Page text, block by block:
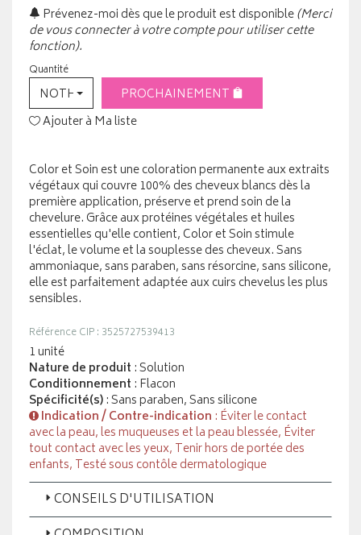
Prévenez-moi dès que le produit est disponible(Merci
de vous connecter à votre compte pour utiliser cette
fonction).
Quantité
NOTHING SELECTEDPROCHAINEMENT
Ajouter à Ma liste
Color et Soin est une coloration permanente aux extraits
végétaux qui couvre 100% des cheveux blancs dès la
première application, préserve et prend soin de la
chevelure. Grâce aux protéines végétales et huiles
essentielles qu'elle contient, Color et Soin stimule
l'éclat, le volume et la souplesse des cheveux. Sans
ammoniaque, sans paraben, sans résorcine, sans silicone,
elle est parfaitement adaptée aux cuirs chevelus les plus
sensibles.
Référence CIP : 3525727539413
1 unité
Nature de produit : Solution
Conditionnement : Flacon
Spécificité(s): Sans paraben, Sans silicone
Indication / Contre-indication : Éviter le contact
avec la peau, les muqueuses et la peau blessée, Éviter
tout contact avec les yeux, Tenir hors de portée des
enfants, Testé sous contôle dermatologique
CONSEILS D'UTILISATION